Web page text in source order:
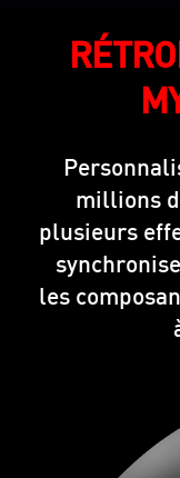
millions
plusieurs
les